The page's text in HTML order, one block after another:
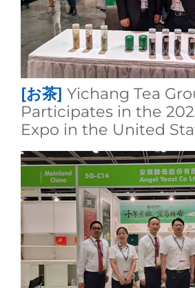
[お茶] Yichang Tea
Participates in the
Expo in the United